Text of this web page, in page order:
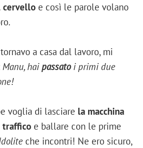
cervello e così le parole volano
a casa dal lavoro, mi
Manu, haipassatoi primi due
voglia di lasciare la macchina
traffico e ballare con le prime
che incontri! Ne ero sicuro,